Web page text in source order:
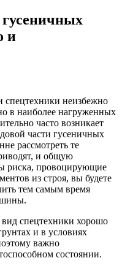
гусеничных
и
спецтехники неизбежно
в наиболее нагруженных
часто возникает
части гусеничных
рассмотреть те
и общую
риска, провоцирующие
из строя, вы будете
тем самым время
спецтехники хорошо
и в условиях
важно
состоянии.